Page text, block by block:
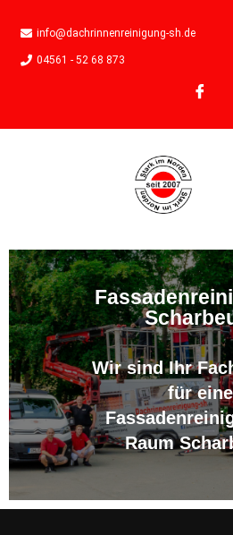
info@dachrinnenreinigung-sh.de
04561 - 52 68 873
Wir sind Ihr
für eine
Raum